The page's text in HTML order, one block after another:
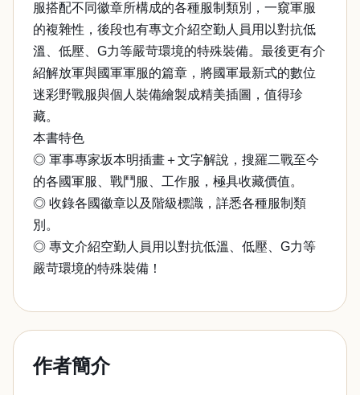
服搭配不同徽章所構成的各種服制類別，一窺軍服
的複雜性，後段也有專文介紹空勤人員用以對抗低
溫、低壓、G力等嚴苛環境的特殊裝備。最後更有介
紹解放軍與國軍軍服的篇章，將國軍最新式的數位
迷彩野戰服與個人裝備繪製成精美插圖，值得珍
藏。
本書特色
◎ 軍事專家坂本明插畫＋文字解說，搜羅二戰至今
的各國軍服、戰鬥服、工作服，極具收藏價值。
◎ 收錄各國徽章以及階級標識，詳悉各種服制類
別。
◎ 專文介紹空勤人員用以對抗低溫、低壓、G力等
嚴苛環境的特殊裝備！
作者簡介